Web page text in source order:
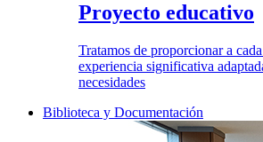
Proyecto educativo
Tratamos de proporcionar a
experiencia significativa
necesidades
Biblioteca y Documentación